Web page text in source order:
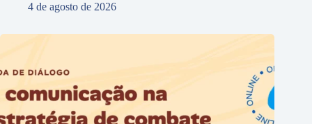
4 de agosto de 2026